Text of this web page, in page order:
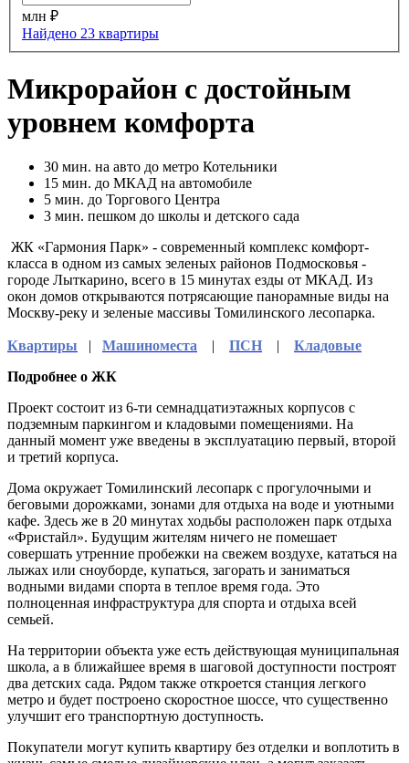
млн ₽
Найдено 23 квартиры
Микрорайон с достойным
уровнем комфорта
30 мин. на авто до метро Котельники
15 мин. до МКАД на автомобиле
5 мин. до Торгового Центра
3 мин. пешком до школы и детского сада
ЖК «Гармония Парк» - современный комплекс комфорт-
класса в одном из самых зеленых районов Подмосковья -
городе Лыткарино, всего в 15 минутах езды от МКАД. Из
окон домов открываются потрясающие панорамные виды на
Москву-реку и зеленые массивы Томилинского лесопарка.
Квартиры Машиноместа ПСН
Кладовые
Подробнее о ЖК
Проект состоит из 6-ти семнадцатиэтажных корпусов с
подземным паркингом и кладовыми помещениями. На
данный момент уже введены в эксплуатацию первый, второй
и третий корпуса.
Дома окружает Томилинский лесопарк с прогулочными и
беговыми дорожками, зонами для отдыха на воде и уютными
кафе. Здесь же в 20 минутах ходьбы расположен парк отдыха
«Фристайл». Будущим жителям ничего не помешает
совершать утренние пробежки на свежем воздухе, кататься на
лыжах или сноуборде, купаться, загорать и заниматься
водными видами спорта в теплое время года. Это
полноценная инфраструктура для спорта и отдыха всей
семьей.
На территории объекта уже есть действующая муниципальная
школа, а в ближайшее время в шаговой доступности построят
два детских сада. Рядом также откроется станция легкого
метро и будет построено скоростное шоссе, что существенно
улучшит его транспортную доступность.
Покупатели могут купить квартиру без отделки и воплотить в